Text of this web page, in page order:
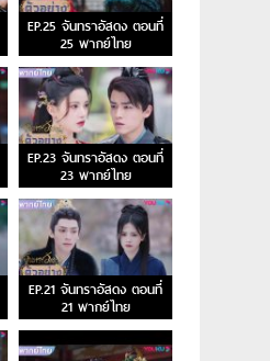
EP.25 จันทราอัสดง ตอนที่
25 พากย์ไทย
EP.23 จันทราอัสดง ตอนที่
23 พากย์ไทย
EP.21 จันทราอัสดง ตอนที่
21 พากย์ไทย